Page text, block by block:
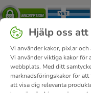
Security
Om oss Karriär
Hjälp oss
Vi använder kakor, pixlar
Vi använder viktiga kakor för
webbplats. Med ditt
marknadsföringskakor för
att visa dig relevanta